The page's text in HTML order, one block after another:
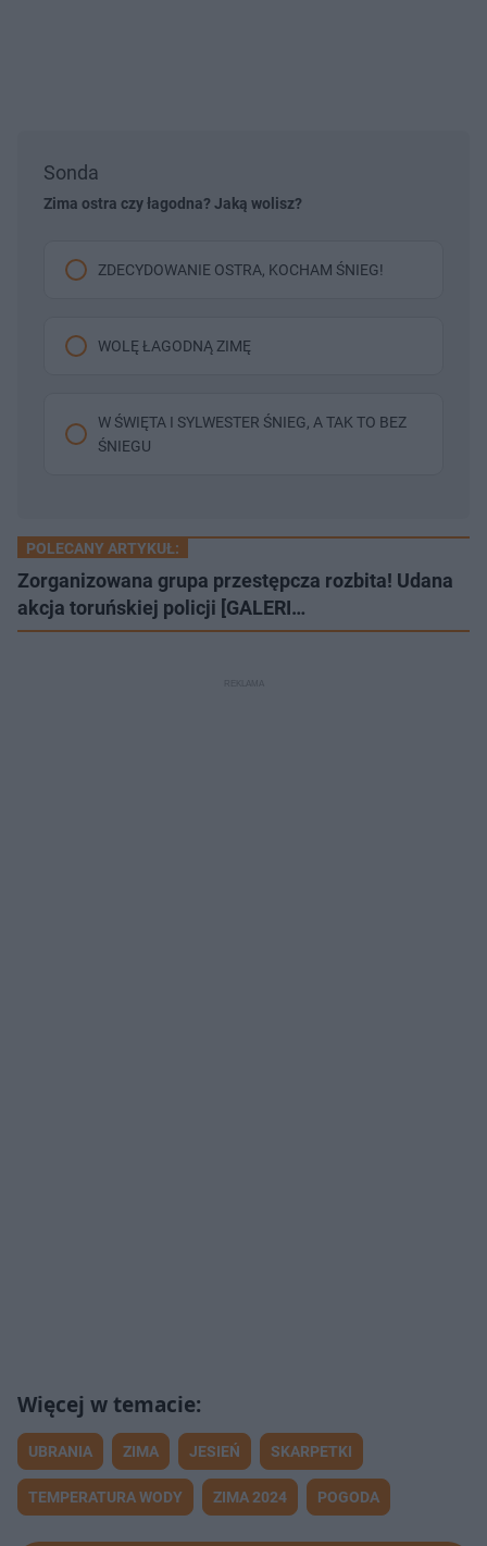
Sonda
Zima ostra czy łagodna? Jaką wolisz?
ZDECYDOWANIE OSTRA, KOCHAM ŚNIEG!
WOLĘ ŁAGODNĄ ZIMĘ
W ŚWIĘTA I SYLWESTER ŚNIEG, A TAK TO BEZ
ŚNIEGU
POLECANY ARTYKUŁ:
Zorganizowana grupa przestępcza rozbita! Udana
akcja toruńskiej policji [GALERI…
UBRANIA ZIMA JESIEŃ SKARPETKI
TEMPERATURA WODY ZIMA 2024 POGODA